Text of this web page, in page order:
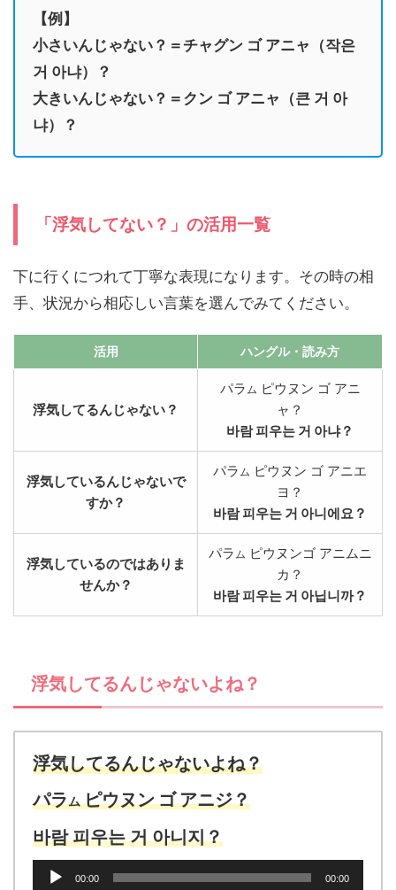
【例】
小さいんじゃない？＝チャグン ゴ アニャ（작은
거 아냐）？
大きいんじゃない？＝クン ゴ アニャ（큰 거 아
냐）？
「浮気してない？」の活用一覧
下に行くにつれて丁寧な表現になります。その時の相
手、状況から相応しい言葉を選んでみてください。
活用 ハングル・読み方
浮気してるんじゃない？
パラム ピウヌン ゴ アニ
ャ？
바람 피우는 거 아냐？
浮気しているんじゃないで
すか？
パラム ピウヌン ゴ アニエ
ヨ？
바람 피우는 거 아니에요？
浮気しているのではありま
せんか？
パラム ピウヌンゴ アニムニ
カ？
바람 피우는 거 아닙니까？
浮気してるんじゃないよね？
浮気してるんじゃないよね？
パラム ピウヌンゴアニジ？
바람 피우는 거 아니지？
00:00 00:00